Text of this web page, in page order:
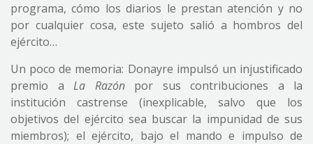
programa, cómo los diarios le prestan atención y no
por cualquier cosa, este sujeto salió a hombros del
ejército…
Un poco de memoria: Donayre impulsó un injustificado
premio a La Razónpor sus contribuciones a la
institución castrense (inexplicable, salvo que los
objetivos del ejército sea buscar la impunidad de sus
miembros); el ejército, bajo el mando e impulso de